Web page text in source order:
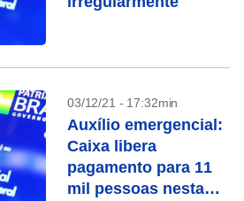
03/12/21 - 17:32min
Auxílio emergencial:
Caixa libera
pagamento para 11
mil pessoas nesta